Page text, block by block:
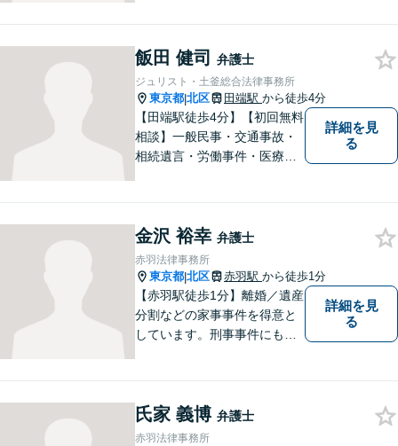
っております。少しでもお困
りの際はお気軽にご相談くだ
さい。
飯田 健司 弁護士
ジュリスト・土釜総合法律事務所
東京都|北区 田端駅 から徒歩4分
【田端駅徒歩4分】【初回無料
相談】一般民事・交通事故・
相続遺言・労働事件・医療問
籍し、複雑な問題にも対応可
能です。お困りごとがありま
したら、まずはご相談を。
詳細を見
る
金沢 裕幸 弁護士
赤羽法律事務所
東京都|北区 赤羽駅 から徒歩1分
【赤羽駅徒歩1分】離婚／遺産
分割などの家事事件を得意と
しています。刑事事件にも対
弁護団事件の経験多数。【セ
カンドオピニオン対応】お気
詳細を見
る
氏家 義博 弁護士
赤羽法律事務所